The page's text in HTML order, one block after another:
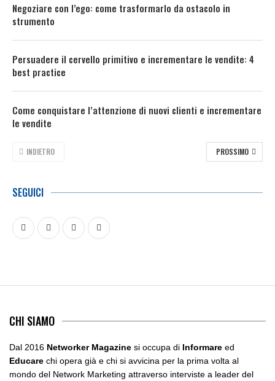
Negoziare con l’ego: come trasformarlo da ostacolo in
strumento
Persuadere il cervello primitivo e incrementare le vendite: 4
best practice
Come conquistare l’attenzione di nuovi clienti e incrementare
le vendite
INDIETRO PROSSIMO
SEGUICI
CHI SIAMO
Dal 2016 Networker Magazine si occupa di Informare ed
Educare chi opera già e chi si avvicina per la prima volta al
mondo del Network Marketing attraverso interviste a leader del